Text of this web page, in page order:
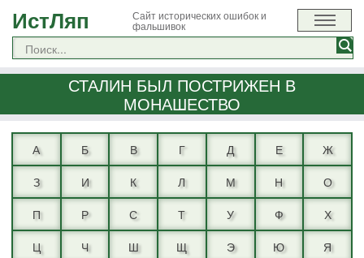
ИстЛяп Сайт исторических ошибок и
фальшивок
СТАЛИН БЫЛ ПОСТРИЖЕН В
МОНАШЕСТВО
А Б В Г Д Е
Ж
З
И К Л М Н
О
П
Р С Т У Ф
Х
Ц
Ч Ш Щ Э Ю Я